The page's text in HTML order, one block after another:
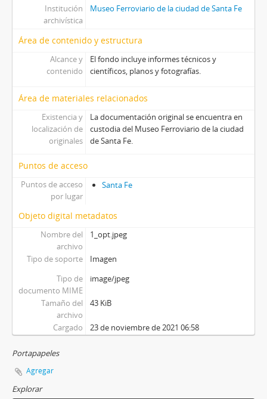
Institución
archivística
Museo Ferroviario de la ciudad de Santa Fe
Área de contenido y estructura
Alcance y
contenido
El fondo incluye informes técnicos y
científicos, planos y fotografías.
Área de materiales relacionados
Existencia y
localización de
originales
La documentación original se encuentra en
custodia del Museo Ferroviario de la ciudad
de Santa Fe.
Puntos de acceso
Puntos de acceso
por lugar
Santa Fe
Objeto digital metadatos
Nombre del
archivo
1_opt.jpeg
Tipo de soporte
Imagen
Tipo de
documento MIME
image/jpeg
Tamaño del
archivo
43 KiB
Cargado 23 de noviembre de 2021 06:58
Portapapeles
Agregar
Explorar